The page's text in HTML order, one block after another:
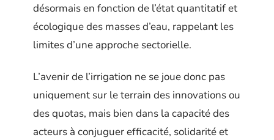
désormais en fonction de l’état quantitatif et
écologique des masses d’eau, rappelant les
limites d’une approche sectorielle.
L’avenir de l’irrigation ne se joue donc pas
uniquement sur le terrain des innovations ou
des quotas, mais bien dans la capacité des
acteurs à conjuguer efficacité, solidarité et